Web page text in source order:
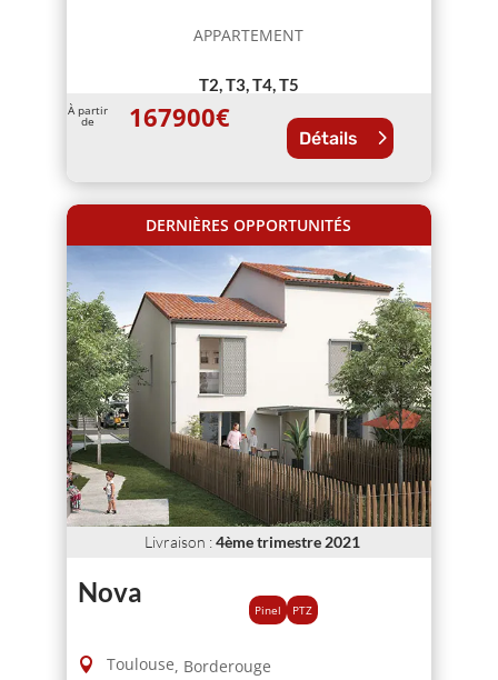
APPARTEMENT
T2, T3, T4, T5
À partir
de 167900€
Détails
DERNIÈRES OPPORTUNITÉS
Livraison :4ème trimestre 2021
Nova
Pinel PTZ
Toulouse, Borderouge